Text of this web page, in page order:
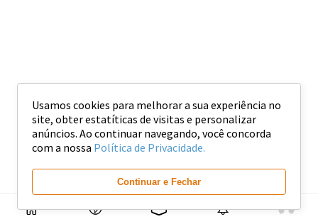
Usamos cookies para melhorar a sua experiência no
site, obter estatíticas de visitas e personalizar
anúncios. Ao continuar navegando, você concorda
com a nossa Política de Privacidade.
Continuar e Fechar